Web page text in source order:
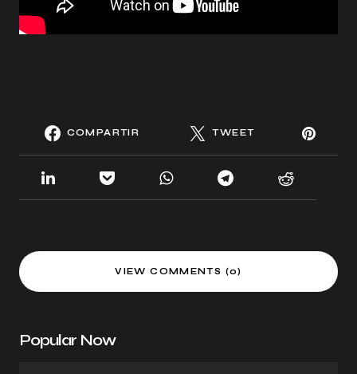
COMPARTIR TWEET
VIEW COMMENTS (0)
Popular Now